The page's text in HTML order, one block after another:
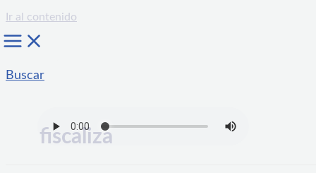
Ir al contenido
Buscar
fiscaliza